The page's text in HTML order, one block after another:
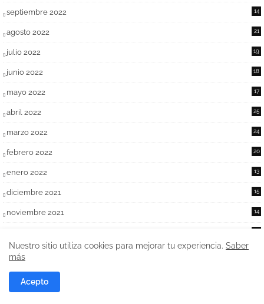
septiembre 2022 14
agosto 2022 21
julio 2022 19
junio 2022 18
mayo 2022 17
abril 2022 25
marzo 2022 24
febrero 2022 20
enero 2022 13
diciembre 2021 15
noviembre 2021 14
septiembre 2021
agosto 2021
julio 2021
Nuestro sitio utiliza cookies para mejorar tu experiencia. Saber
más
Acepto